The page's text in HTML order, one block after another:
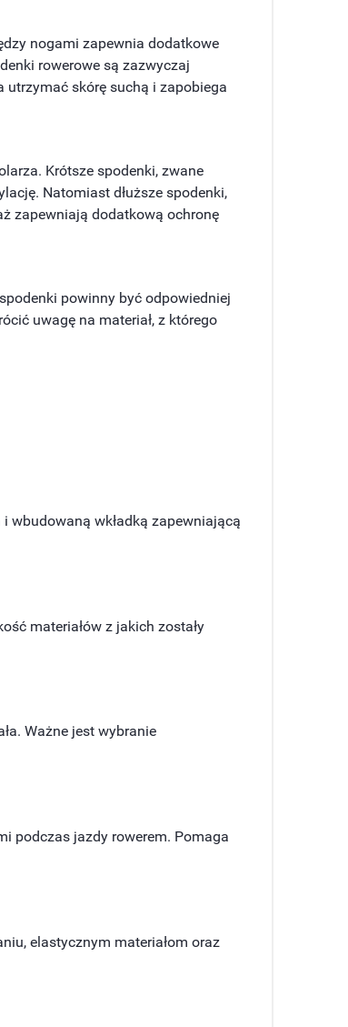
nogami zapewnia dodatkowe
rowerowe są zazwyczaj
utrzymać skórę suchą i zapobiega
Krótsze spodenki, zwane
Natomiast dłuższe spodenki,
zapewniają dodatkową ochronę
powinny być odpowiedniej
uwagę na materiał, z którego
wbudowaną wkładką zapewniającą
materiałów z jakich zostały
Ważne jest wybranie
podczas jazdy rowerem. Pomaga
elastycznym materiałom oraz